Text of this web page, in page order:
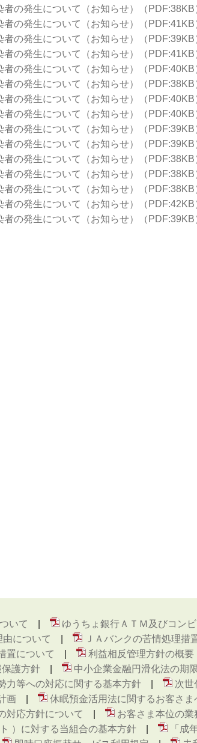
の発生について（お知らせ）（PDF:38KB
の発生について（お知らせ）（PDF:41KB
の発生について（お知らせ）（PDF:39KB
の発生について（お知らせ）（PDF:41KB
の発生について（お知らせ）（PDF:40KB
の発生について（お知らせ）（PDF:38KB
の発生について（お知らせ）（PDF:40KB
の発生について（お知らせ）（PDF:40KB
の発生について（お知らせ）（PDF:39KB
の発生について（お知らせ）（PDF:39KB
の発生について（お知らせ）（PDF:38KB
の発生について（お知らせ）（PDF:38KB
の発生について（お知らせ）（PDF:38KB
の発生について（お知らせ）（PDF:42KB
の発生について（お知らせ）（PDF:39KB
いて
ゆうちょ銀行ＡＴＭ及びコン
由について
ＪＡバンクの苦情処理措
置について
利益相反管理方針の概要
護方針
中小企業金融円滑化法の期
力等への対応に関する基本方針
次世
画
休眠預金活用法に関するお客さま
対応方針について
お客さま本位の
）に対する当組合の基本方針
「成